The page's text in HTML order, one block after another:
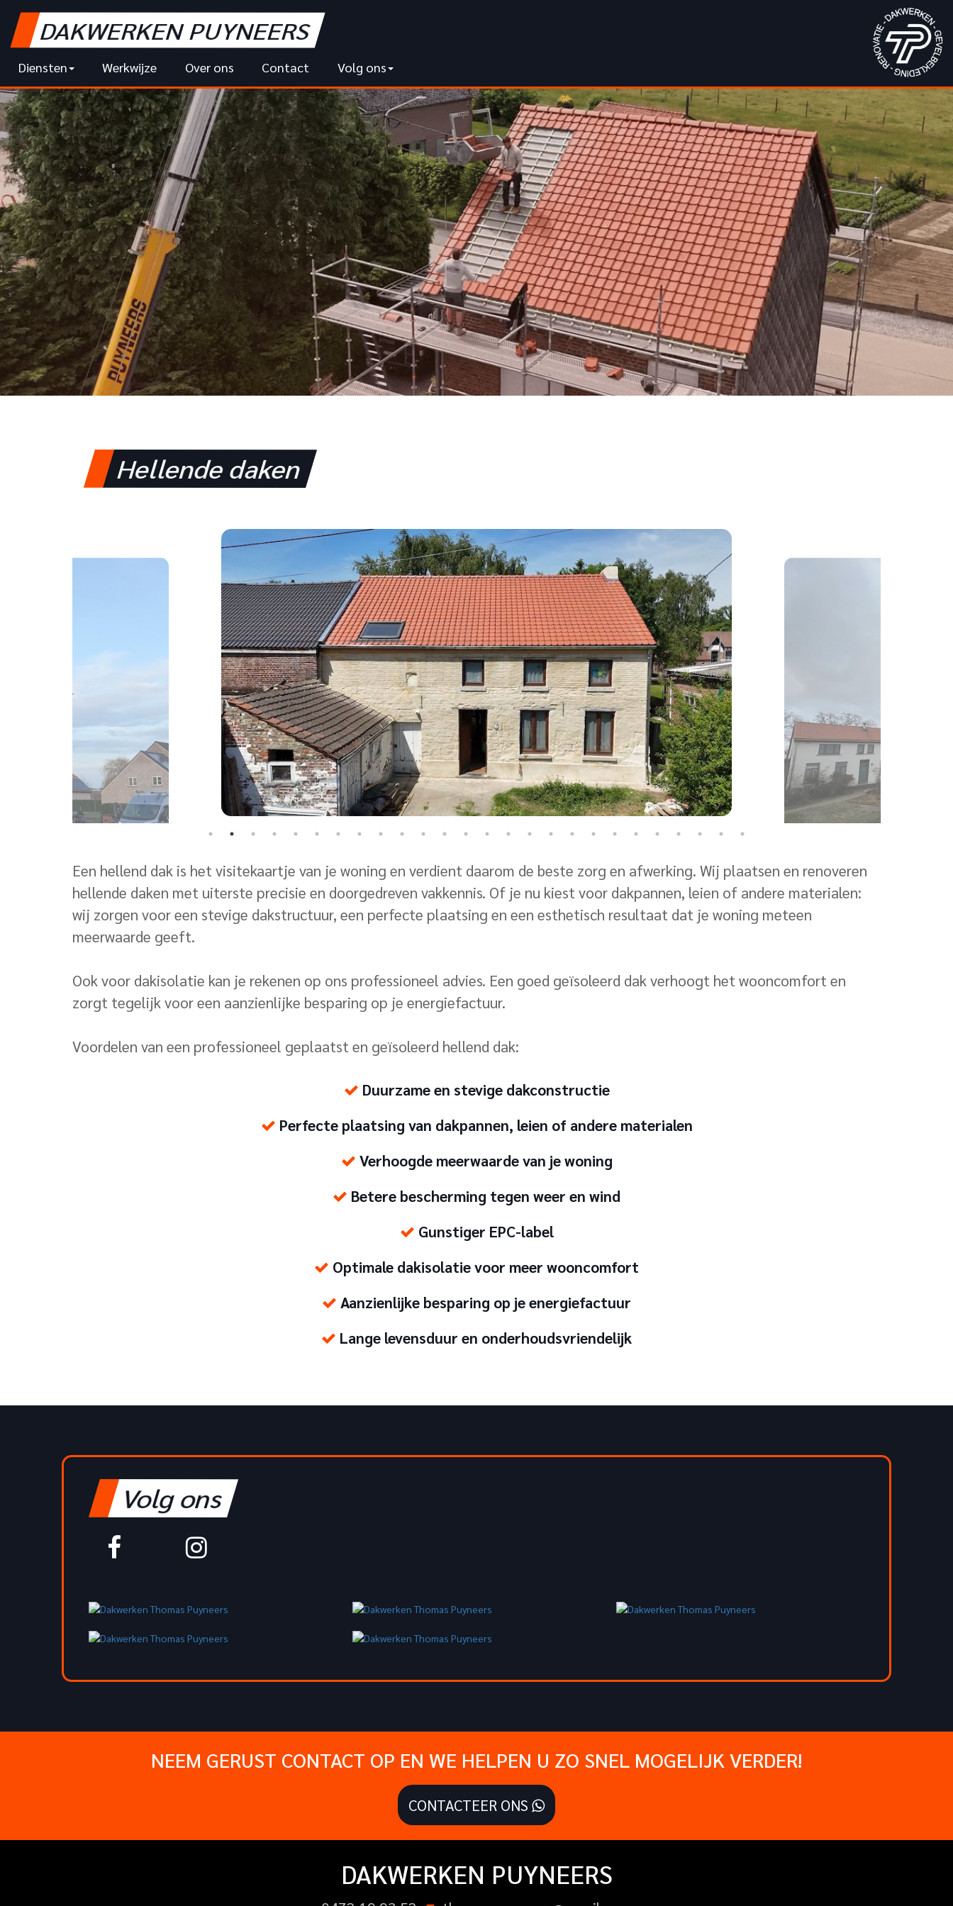
DAKWERKEN PUYNEERS
Diensten Werkwijze Over ons Contact Volg ons
Hellende daken
Een hellend dak is het visitekaartje van je woning en verdient daarom de beste zorg en afwerking. Wij plaatsen en renoveren
hellende daken met uiterste precisie en doorgedreven vakkennis. Of je nu kiest voor dakpannen, leien of andere materialen:
wij zorgen voor een stevige dakstructuur, een perfecte plaatsing en een esthetisch resultaat dat je woning meteen
meerwaarde geeft.
Ook voor dakisolatie kan je rekenen op ons professioneel advies. Een goed geïsoleerd dak verhoogt het wooncomfort en
zorgt tegelijk voor een aanzienlijke besparing op je energiefactuur.
Voordelen van een professioneel geplaatst en geïsoleerd hellend dak:
Duurzame en stevige dakconstructie
Perfecte plaatsing van dakpannen, leien of andere materialen
Verhoogde meerwaarde van je woning
Betere bescherming tegen weer en wind
Gunstiger EPC-label
Optimale dakisolatie voor meer wooncomfort
Aanzienlijke besparing op je energiefactuur
Lange levensduur en onderhoudsvriendelijk
Volg ons
NEEM GERUST CONTACT OP EN WE HELPEN U ZO SNEL MOGELIJK VERDER!
CONTACTEER ONS
DAKWERKEN PUYNEERS